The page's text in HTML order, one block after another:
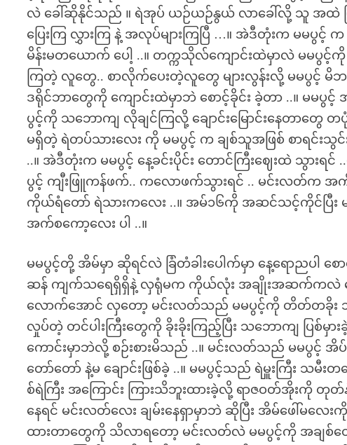
လဲ ခေါ်ဆိုနိုင်သည် ။ ရဲအုပ် ယဉ်ယဉ်နွယ် လာခေါ်လို့ သူ အထဲ
ပြေးကြ လွှားကြ နဲ့ အလုပ်များကြပြီ …။ အဲဒီတုံးက မမပွ
မိန်းမတယောက် ပေါ့ ..။ တက္ကသိုလ်ကျောင်းထဲမှာလဲ မမပွ
ကြတဲ့ လူတွေ.. စာလိုက်ပေးတဲ့လူတွေ များလွန်းလို့ မမပွင့်
ဒရိုင်ဘာတွေကို ကျောင်းထဲမှာဘဲ စောင့်ခိုင်း ခဲ့တာ ..။ မ
ပွင့်ကို သဘောကျ လိုချင်ကြလို့ ချောင်းမြောင်းနေတာတွေ
မရှိတဲ့ ရဲတပ်သားလေး ကို မမပွင့် က ချစ်သူအဖြစ် စာရင်
..။ အဲဒီတုံးက မမပွင့် နေ့ခင်းပိုင်း တောင်ကြီးဈေးထဲ သွား
ပွင့် ကျီးဖြူကန်ဖက်.. ကလောဖက်သွားရင် .. မင်းလတ်
ကိုယ်ရံတော် ရဲသားကလေး ..။ အမ်၁၆ကို အဆင်သင့်ကိုင်ပြီး
အက်စကော့လေး ပါ ..။
မမပွင့်တို့ အိမ်မှာ ဆိုရင်လဲ ခြံတံခါးပေါက်မှာ နေ့ရောညပါ စ
ဆန် ကျက်သရေရှိရှိနဲ့ လှရုံမက ကိုယ်လုံး အချိုးအဆက်ကလဲ ယော
လောက်အောင် လှတော့ မင်းလတ်သည် မမပွင့်ကို တိတ်တခိုး သ
လှုပ်တဲ့ တင်ပါးကြီးတွေကို ခိုးခိုးကြည့်ပြီး သဘောကျ ပြစ်
ကောင်းမှာဘဲလို့ စဉ်းစားမိသည် ..။ မင်းလတ်သည် မမပွင့် အိပ်
တော်တော် နဲ့မ ချောင်းဖြစ်ခဲ့ ..။ မမပွင့်သည် ရဲမှူးကြီး သ
စ်ရဲကြီး အကြောင်း ကြားသိဘူးထားခဲ့လို့ ရာဇဝတ်အိုးကို တုတ်
နေရင် မင်းလတ်လေး ချမ်းနေရှာမှာဘဲ ဆိုပြီး အိမ်ဖေါ်မလေ
ထားတာတွေကို သိလာရတော့ မင်းလတ်လဲ မမပွင့်ကို အချစ်